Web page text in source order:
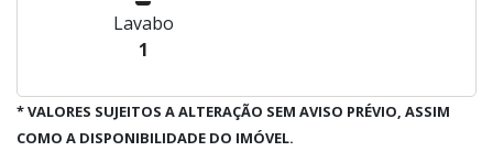
Lavabo
1
* VALORES SUJEITOS A ALTERAÇÃO SEM AVISO PRÉVIO, ASSIM
COMO A DISPONIBILIDADE DO IMÓVEL.